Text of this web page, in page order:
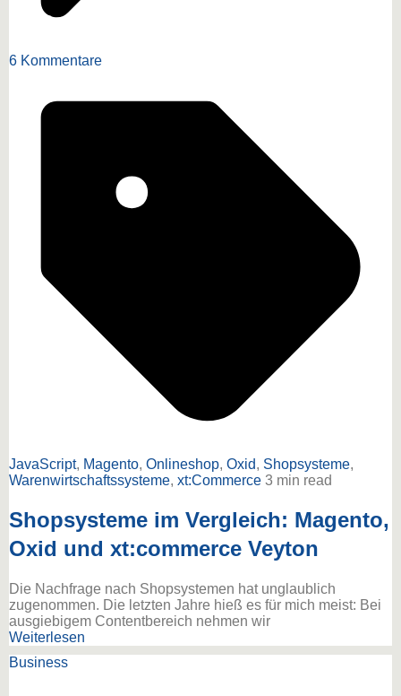
6 Kommentare
JavaScript, Magento, Onlineshop, Oxid, Shopsysteme,
Warenwirtschaftssysteme, xt:Commerce 3 min read
Shopsysteme im Vergleich: Magento,
Oxid und xt:commerce Veyton
Die Nachfrage nach Shopsystemen hat unglaublich
zugenommen. Die letzten Jahre hieß es für mich meist: Bei
ausgiebigem Contentbereich nehmen wir
Weiterlesen
Business